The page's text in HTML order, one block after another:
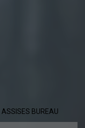
ASSISES BUREAU